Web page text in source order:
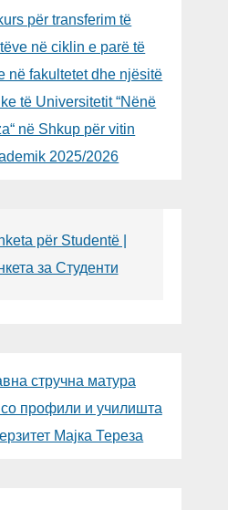
për transferim të
në ciklin e parë të
në fakultetet dhe njësitë
të Universitetit “Nënë
në Shkup për vitin
2025/2026
për Studentë |
за Студенти
стручна матура
профили и училишта
Мајка Тереза